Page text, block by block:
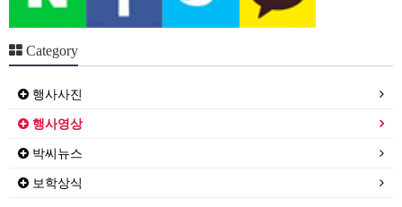
Category
행사사진
행사영상
박씨뉴스
보학상식